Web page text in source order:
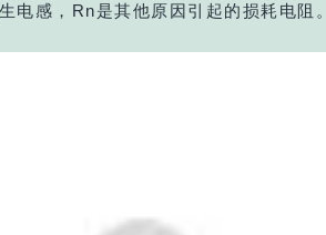
电感，Rn是其他原因引起的损耗电阻。